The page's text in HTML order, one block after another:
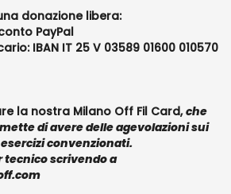
donazione libera:
PayPal
IBAN IT 25 V 03589 01600 010570
la nostra Milano Off Fil Card,che
di avere delle agevolazioni sui
convenzionati.
tecnicoscrivendo a